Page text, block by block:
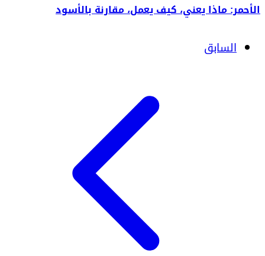
الأحمر: ماذا يعني، كيف يعمل، مقارنة بالأسود
السابق